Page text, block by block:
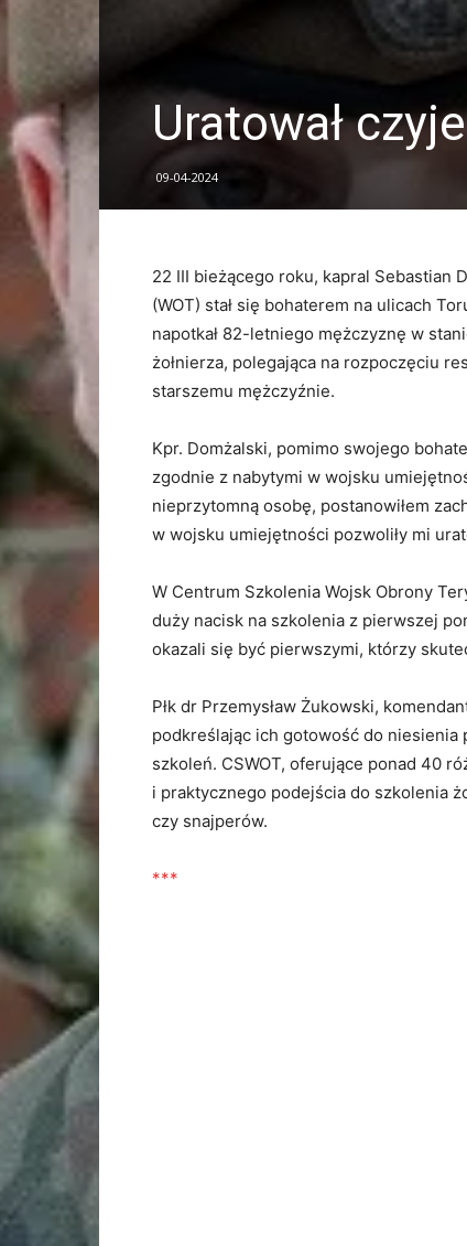
Uratował
09-04-2024
22 III bieżącego roku, kapral Sebastian
(WOT) stał się bohaterem na ulicach
napotkał 82-letniego mężczyznę w
żołnierza, polegająca na rozpoczęciu
starszemu mężczyźnie.
Kpr. Domżalski, pomimo swojego
zgodnie z nabytymi w wojsku
nieprzytomną osobę, postanowiłem
w wojsku umiejętności pozwoliły mi
W Centrum Szkolenia Wojsk Obrony
duży nacisk na szkolenia z pierwszej
okazali się być pierwszymi, którzy
Płk dr Przemysław Żukowski,
podkreślając ich gotowość do
szkoleń. CSWOT, oferujące ponad 40
i praktycznego podejścia do szkolenia
czy snajperów.
***